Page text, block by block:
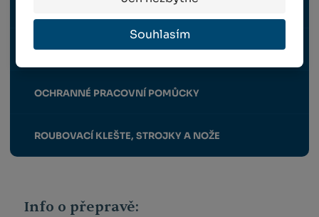
Souhlasím
NÁHRADNÍ DÍLY BERGER
OCHRANNÉ PRACOVNÍ POMŮCKY
ROUBOVACÍ KLEŠTE, STROJKY A NOŽE
Info o přepravě: